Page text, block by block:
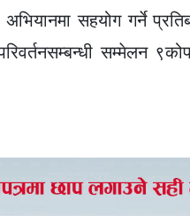
अभियानमा सहयोग गर्ने
सम्मेलन